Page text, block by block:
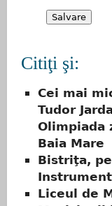
Citiţi şi:
Cei mai
Tudor
Olimpiada
Baia Mare
Bistriţa,
Liceul de